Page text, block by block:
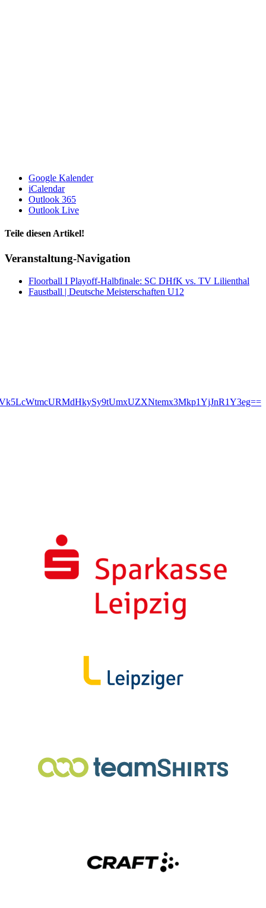
Google Kalender
iCalendar
Outlook 365
Outlook Live
Teile diesen Artikel!
Facebook
X
WhatsApp
Telegram
Veranstaltung-Navigation
Floorball I Playoff-Halbfinale: SC DHfK vs. TV Lilienthal
Faustball | Deutsche Meisterschaften U12